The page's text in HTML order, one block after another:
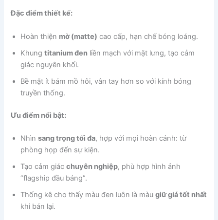
Đặc điểm thiết kế:
Hoàn thiện mờ (matte) cao cấp, hạn chế bóng loáng.
Khungtitanium đen liền mạch với mặt lưng, tạo cảm
giác nguyên khối.
Bề mặt ít bám mồ hôi, vân tay hơn so với kính bóng
truyền thống.
Ưu điểm nổi bật:
Nhìnsang trọng tối đa, hợp với mọi hoàn cảnh: từ
phòng họp đến sự kiện.
Tạo cảm giácchuyên nghiệp, phù hợp hình ảnh
“flagship đầu bảng”.
Thống kê cho thấy màu đen luôn là màugiữ giá tốt nhất
khi bán lại.